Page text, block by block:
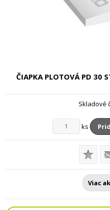
ČIAPKA PLOTOVÁ PD 30
Skladové
ks
Viac